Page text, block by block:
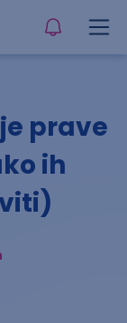
prave
ih